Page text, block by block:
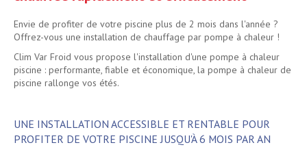
Envie de profiter de votre piscine plus de 2 mois dans l'année ?
Offrez-vous une installation de chauffage par pompe à chaleur !
Clim Var Froid vous propose l'installation d'une pompe à chaleur
piscine : performante, fiable et économique, la pompe à chaleur de
piscine rallonge vos étés.
UNE INSTALLATION ACCESSIBLE ET RENTABLE POUR
PROFITER DE VOTRE PISCINE JUSQU'À 6 MOIS PAR AN